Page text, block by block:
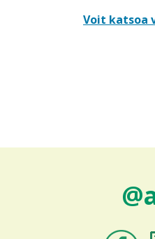
Voit katsoa